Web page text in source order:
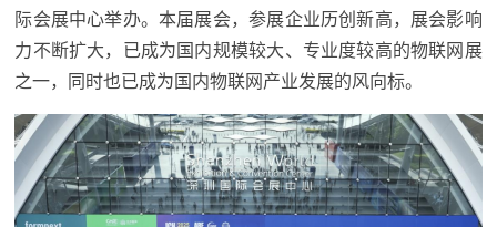
际会展中心举办。本届展会，参展企业历创新高，展会影响
力不断扩大，已成为国内规模较大、专业度较高的物联网展
之一，同时也已成为国内物联网产业发展的风向标。